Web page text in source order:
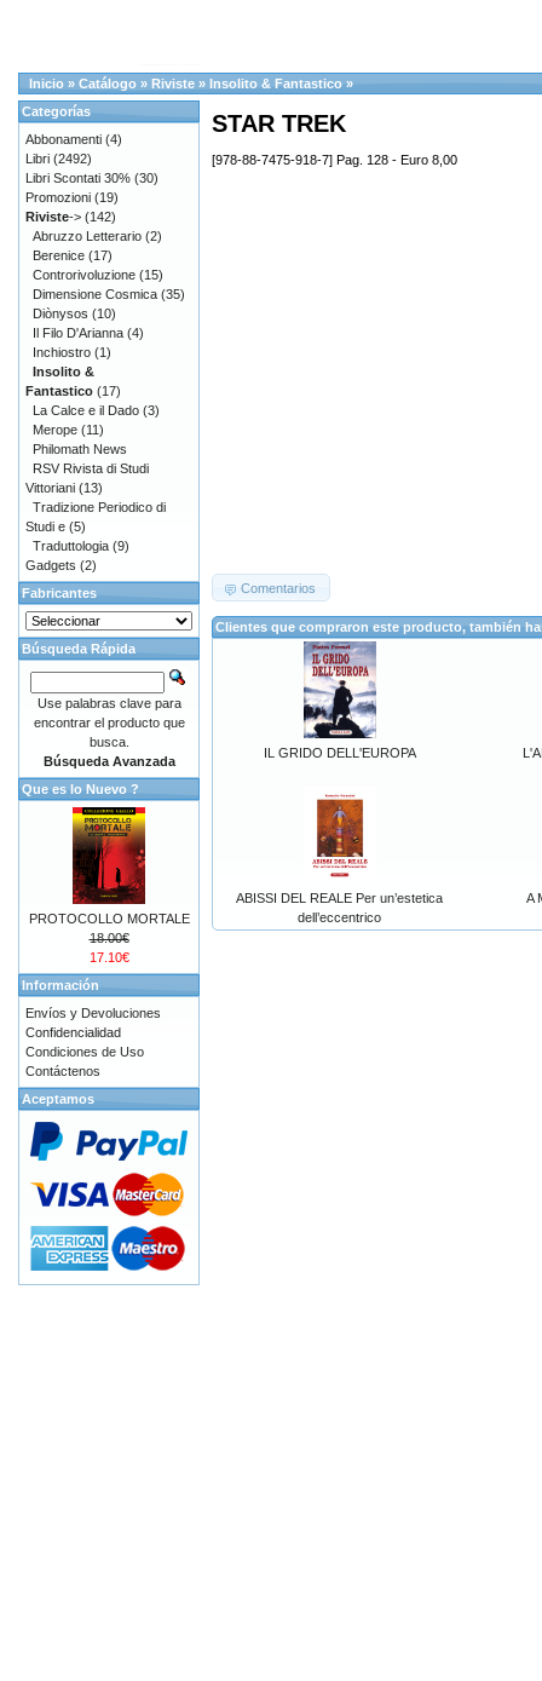
Inicio » Catálogo » Riviste » Insolito & Fantastico »
STAR TREK
[978-88-7475-918-7] Pag. 128 - Euro 8,00
Comentarios
Clientes que compraron este producto, también
IL GRIDO DELL'EUROPA
ABISSI DEL REALE Per un’estetica
dell’eccentrico
A
Categorías
Abbonamenti (4)
Libri (2492)
Libri Scontati 30% (30)
Promozioni (19)
Riviste-> (142)
Abruzzo Letterario (2)
Berenice (17)
Controrivoluzione (15)
Dimensione Cosmica (35)
Diònysos (10)
Il Filo D'Arianna (4)
Inchiostro (1)
Insolito &
Fantastico (17)
La Calce e il Dado (3)
Merope (11)
Philomath News
RSV Rivista di Studi
Vittoriani (13)
Tradizione Periodico di
Studi e (5)
Traduttologia (9)
Gadgets (2)
Fabricantes
Búsqueda Rápida
Use palabras clave para
encontrar el producto que
busca.
Búsqueda Avanzada
Que es lo Nuevo ?
PROTOCOLLO MORTALE
18.00€
17.10€
Información
Envíos y Devoluciones
Confidencialidad
Condiciones de Uso
Contáctenos
Aceptamos